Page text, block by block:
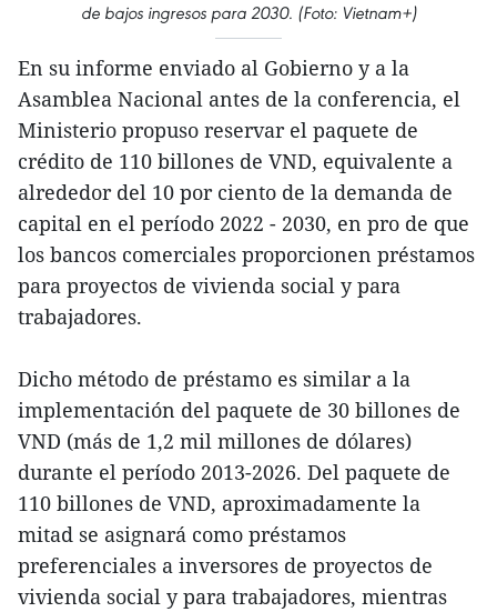
de bajos ingresos para 2030. (Foto: Vietnam+)
En su informe enviado al Gobierno y a la
Asamblea Nacional antes de la conferencia, el
Ministerio propuso reservar el paquete de
crédito de 110 billones de VND, equivalente a
alrededor del 10 por ciento de la demanda de
capital en el período 2022 - 2030, en pro de que
los bancos comerciales proporcionen préstamos
para proyectos de vivienda social y para
trabajadores.
Dicho método de préstamo es similar a la
implementación del paquete de 30 billones de
VND (más de 1,2 mil millones de dólares)
durante el período 2013-2026. Del paquete de
110 billones de VND, aproximadamente la
mitad se asignará como préstamos
preferenciales a inversores de proyectos de
vivienda social y para trabajadores, mientras